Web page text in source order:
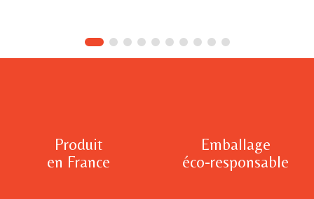
Produit
en France
Emballage
éco-responsable